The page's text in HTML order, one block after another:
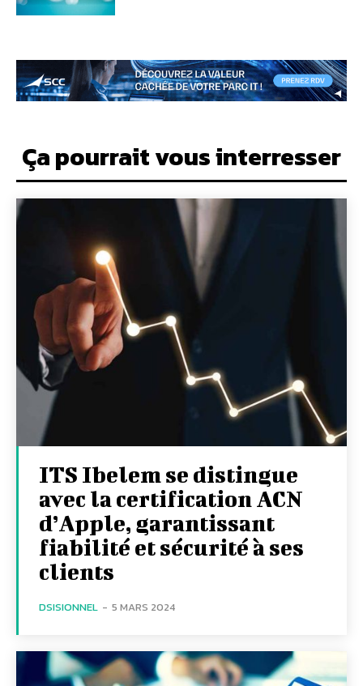
Ça pourrait vous interresser
ITS Ibelem se distingue
avec la certification ACN
d’Apple, garantissant
fiabilité et sécurité à ses
clients
DSISIONNEL - 5 MARS 2024